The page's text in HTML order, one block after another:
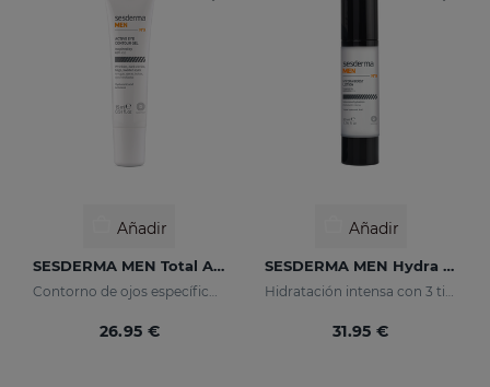
Añadir
SESDERMA MEN Total Active Gel Contorno De Ojos
Contorno de ojos específico para la piel masculina. Ayuda a reducir y prevenir de los signos de fatiga
26.95 €
Añadir
SESDERMA MEN Hydra Boost Lotion
Hidratación intensa con 3 tipos de ácido hialurónico
31.95 €